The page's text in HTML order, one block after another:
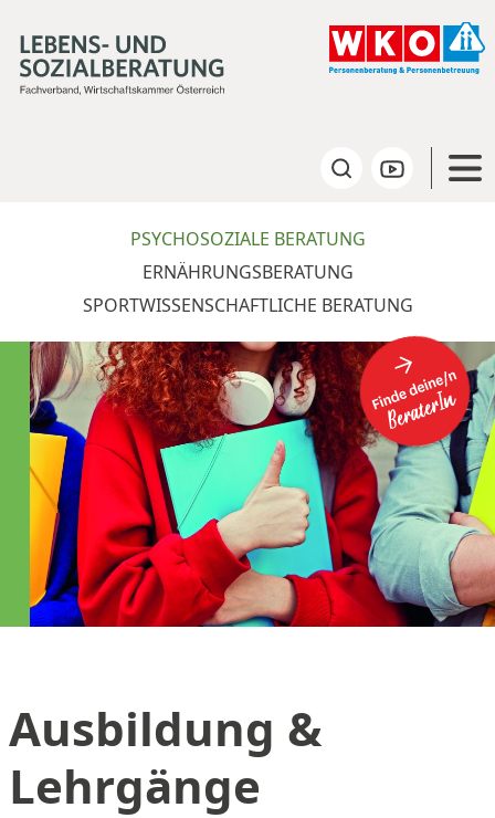
PSYCHOSOZIALE BERATUNG
ERNÄHRUNGSBERATUNG
SPORTWISSENSCHAFTLICHE BERATUNG
Ausbildung &
Lehrgänge